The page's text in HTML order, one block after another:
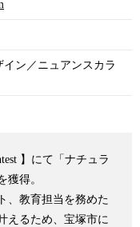
イン／ニュアンスカラ
】にて「ナチュラ
獲得。
、教育担当を務めた
えるため、宝塚市に